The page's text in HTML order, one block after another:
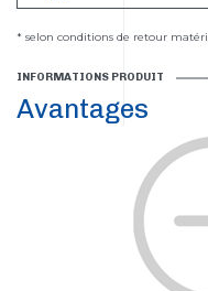
* selon conditions de retour
INFORMATIONS PRODUIT
Avantages